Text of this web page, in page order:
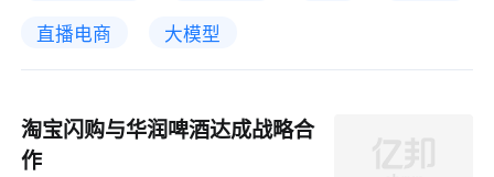
直播电商
大模型
淘宝闪购与华润啤酒达成战略合
作